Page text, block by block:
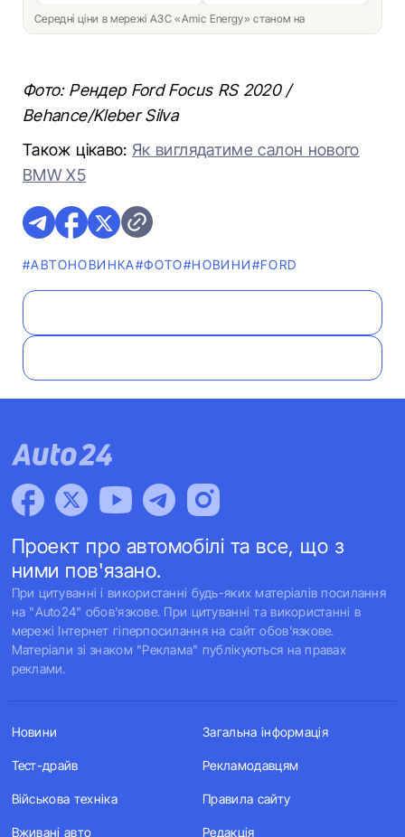
Середні ціни в мережі АЗС «Amic Energy» станом на
Фото: Рендер Ford Focus RS 2020 /
Behance/Kleber Silva
Також цікаво: Як виглядатиме салон нового
BMW X5
#АВТОНОВИНКА#ФОТО#НОВИНИ#FORD
Проект про автомобілі та все, що з
ними пов'язано.
При цитуванні і використанні будь-яких матеріалів посилання
на "Auto24" обов'язкове. При цитуванні та використанні в
мережі Інтернет гіперпосилання на сайт обов'язкове.
Матеріали зі знаком "Реклама" публікуються на правах
реклами.
Новини
Тест-драйв
Військова техніка
Вживані авто
Загальна інформація
Рекламодавцям
Правила сайту
Редакція